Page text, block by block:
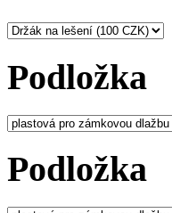
Podložka
Podložka